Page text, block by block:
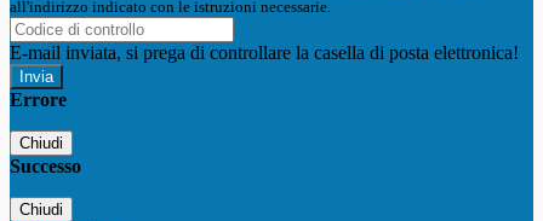
all'indirizzo indicato con le istruzioni necessarie.
E-mail inviata, si prega di controllare la casella di posta elettronica!
Errore
Chiudi
Successo
Chiudi